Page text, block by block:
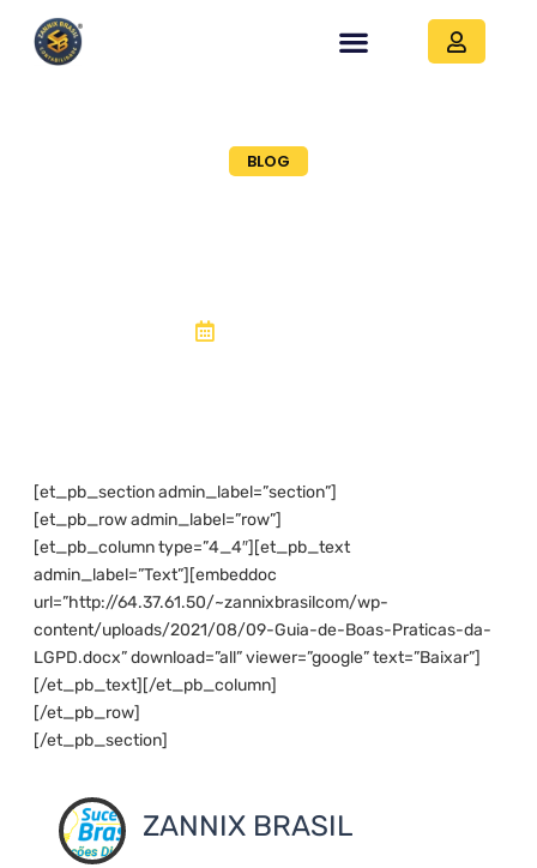
BLOG
[et_pb_section admin_label=”section”]
[et_pb_row admin_label=”row”]
[et_pb_column type=”4_4″][et_pb_text
admin_label=”Text”][embeddoc
url=”http://64.37.61.50/~zannixbrasilcom/wp-
content/uploads/2021/08/09-Guia-de-Boas-Praticas-da-
LGPD.docx” download=”all” viewer=”google” text=”Baixar”]
[/et_pb_text][/et_pb_column]
[/et_pb_row]
[/et_pb_section]
ZANNIX BRASIL